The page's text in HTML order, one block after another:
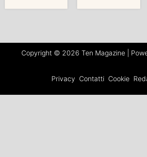
Copyright © 2026 Ten Magazine |
Privacy Contatti Cookie